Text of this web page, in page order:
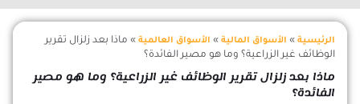
الرئيسية » الأسواق المالية » الأسواق العالمية » ماذا بعد زلزال تقرير
الوظائف غير الزراعية؟ وما هو مصير الفائدة؟
ماذا بعد زلزال تقرير الوظائف غير الزراعية؟ وما هو مصير
الفائدة؟